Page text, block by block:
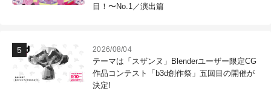
目！〜No.1／演出篇
2026/08/04
テーマは「スザンヌ」Blenderユーザー限定CG
作品コンテスト「b3d創作祭」五回目の開催が
決定!